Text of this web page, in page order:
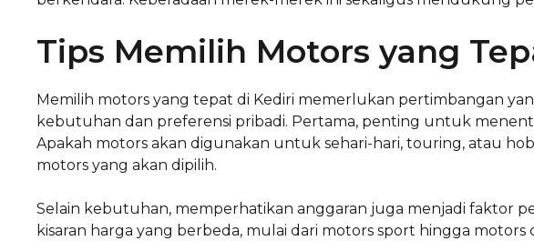
Tips Memilih Motors yang
Memilih motors yang tepat di Kediri memerlukan pertimbangan
kebutuhan dan preferensi pribadi. Pertama, penting untuk
Apakah motors akan digunakan untuk sehari-hari, touring, atau
motors yang akan dipilih.
Selain kebutuhan, memperhatikan anggaran juga menjadi faktor
kisaran harga yang berbeda, mulai dari motors sport hingga